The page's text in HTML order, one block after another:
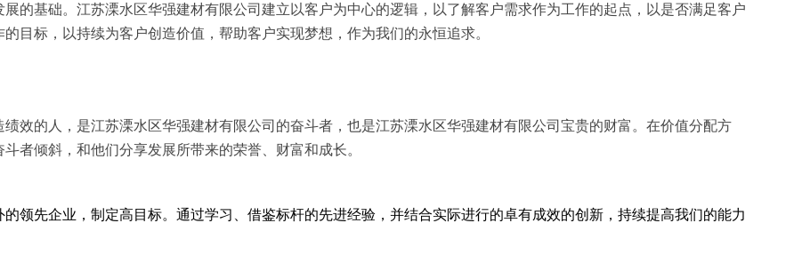
的基础。江苏溧水区华强建材有限公司建立以客户为中心的逻辑，以了解客户需求作为工作的起点，以是否满足客户
目标，以持续为客户创造价值，帮助客户实现梦想，作为我们的永恒追求。
效的人，是江苏溧水区华强建材有限公司的奋斗者，也是江苏溧水区华强建材有限公司宝贵的财富。在价值分配方
者倾斜，和他们分享发展所带来的荣誉、财富和成长。
领先企业，制定高目标。通过学习、借鉴标杆的先进经验，并结合实际进行的卓有成效的创新，持续提高我们的能力